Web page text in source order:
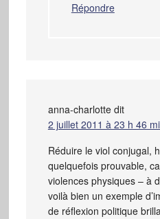
Répondre
anna-charlotte dit
2 juillet 2011 à 23 h 46
Réduire le viol conjugal,
quelquefois prouvable,
violences physiques – à
voilà bien un exemple
de réflexion politique